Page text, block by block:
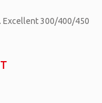
Excellent 300/400/450